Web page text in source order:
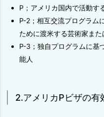
P；アメリカ国内で活動す
P-2；相互交流プログラム
ために渡米する芸術家また
P-3；独自プログラムに基
能人
2.アメリカPビザの有